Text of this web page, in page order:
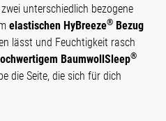
unterschiedlich bezogene
elastischen HyBreeze® Bezug
lässt und Feuchtigkeit rasch
BaumwollSleep®
die Seite, die sich für dich